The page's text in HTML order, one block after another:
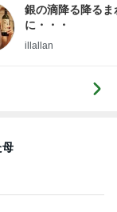
銀の滴降る降るま
に・・・
illallan
母